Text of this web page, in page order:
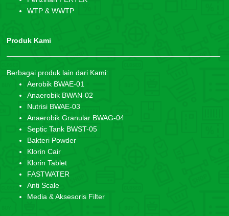
WTP & WWTP
Produk Kami
Berbagai produk lain dari Kami:
Aerobik BWAE-01
Anaerobik BWAN-02
Nutrisi BWAE-03
Anaerobik Granular BWAG-04
Septic Tank BWST-05
Bakteri Powder
Klorin Cair
Klorin Tablet
FASTWATER
Anti Scale
Media & Aksesoris Filter